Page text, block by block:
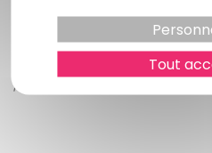
nous envoyer un message via
Nous serons ravis de discuter
de vous offrir des solutions
professionnelle.
Tout